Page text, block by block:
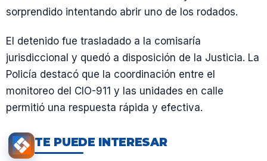
sorprendido intentando abrir uno de los rodados.
El detenido fue trasladado a la comisaría
jurisdiccional y quedó a disposición de la Justicia. La
Policía destacó que la coordinación entre el
monitoreo del CIO-911 y las unidades en calle
permitió una respuesta rápida y efectiva.
TE PUEDE INTERESAR